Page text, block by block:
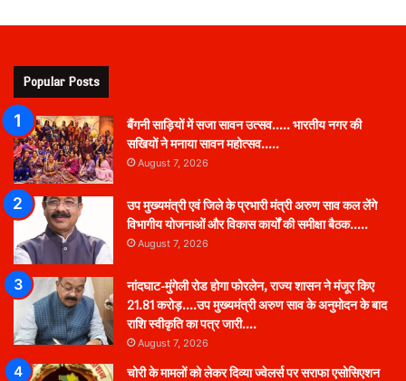
Popular Posts
बैंगनी साड़ियों में सजा सावन उत्सव….. भारतीय नगर की
सखियों ने मनाया सावन महोत्सव…..
August 7, 2026
उप मुख्यमंत्री एवं जिले के प्रभारी मंत्री अरुण साव कल लेंगे
विभागीय योजनाओं और विकास कार्यों की समीक्षा बैठक…..
August 7, 2026
नांदघाट-मुंगेली रोड होगा फोरलेन, राज्य शासन ने मंजूर किए
21.81 करोड़….उप मुख्यमंत्री अरुण साव के अनुमोदन के बाद
राशि स्वीकृति का पत्र जारी….
August 7, 2026
चोरी के मामलों को लेकर दिव्या ज्वेलर्स पर सराफा एसोसिएशन